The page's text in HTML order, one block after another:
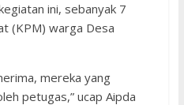
ini, sebanyak 7
(KPM) warga Desa
mereka yang
petugas,” ucap Aipda